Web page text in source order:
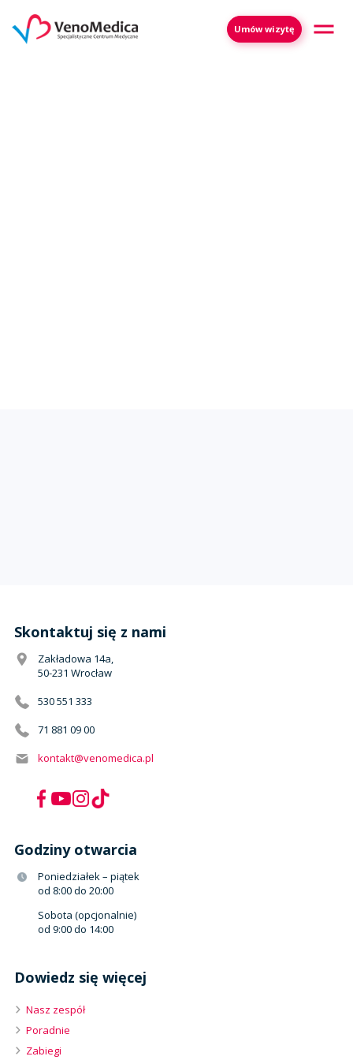
Umów wizytę
Skontaktuj się z nami
Zakładowa 14a,
50-231 Wrocław
530 551 333
71 881 09 00
kontakt@venomedica.pl
Godziny otwarcia
Poniedziałek – piątek
od 8:00 do 20:00
Sobota (opcjonalnie)
od 9:00 do 14:00
Dowiedz się więcej
Nasz zespół
Poradnie
Zabiegi